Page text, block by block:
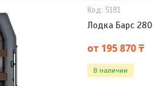
5181
Лодка Барс
от 195 870 ₸
В наличии